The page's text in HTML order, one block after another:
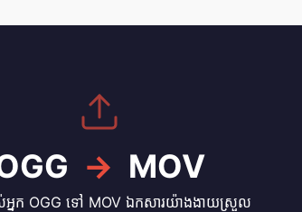
→ MOV
ស់អ្នក OGG ទៅ MOV ឯកសារយ៉ាងងាយស្រួល